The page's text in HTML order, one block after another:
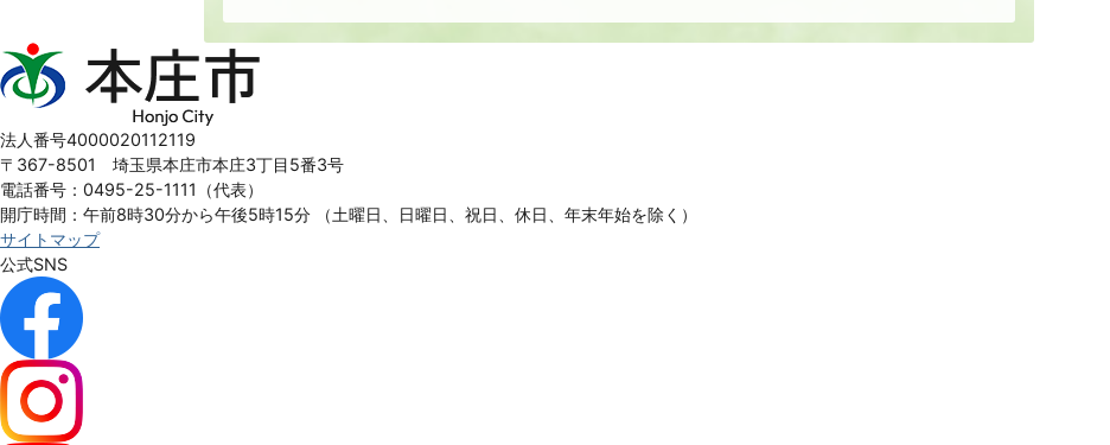
本
庄
Honjo
City
法人番号4000020112119
〒367-8501 埼玉県本庄市本庄3丁目5番3号
電話番号：0495-25-1111（代表）
開庁時間：午前8時30分から午後5時15分
（土曜日、日曜日、祝日、休日、年末年始を除く）
サイトマップ
公式SNS